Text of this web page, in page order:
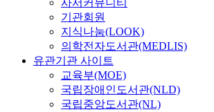
사서커뮤니티
기관회원
지식나눔(LOOK)
의학전자도서관(MEDLIS)
유관기관 사이트
교육부(MOE)
국립장애인도서관(NLD)
국립중앙도서관(NL)